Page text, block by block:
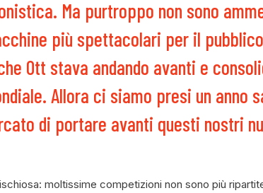
Ma purtroppo non sono
più spettacolari per il
Ott stava andando avanti e
Allora ci siamo presi un anno
di portare avanti questi nostri
moltissime competizioni non sono più